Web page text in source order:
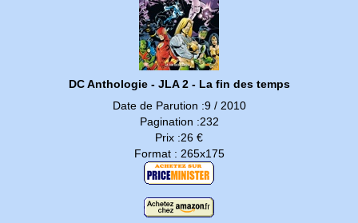
DC Anthologie - JLA 2 - La fin des temps
Date de Parution :9 / 2010
Pagination :232
Prix :26 €
Format : 265x175